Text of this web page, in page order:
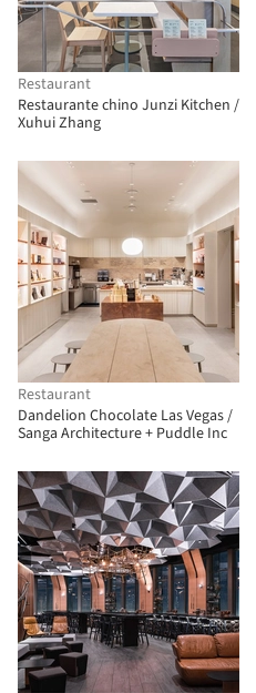
Restaurant
Restaurante chino Junzi Kitchen /
Xuhui Zhang
Restaurant
Dandelion Chocolate Las Vegas /
Sanga Architecture + Puddle Inc